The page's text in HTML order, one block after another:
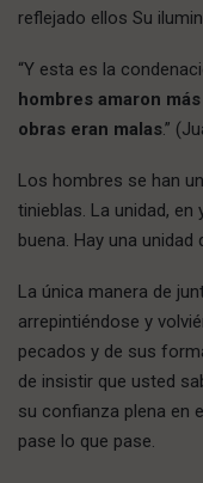
reflejado ellos Su
“Y esta es la
hombres amaron
obras eran malas.”
Los hombres se han
tinieblas. La unidad,
buena. Hay una unidad
La única manera de
arrepintiéndose y
pecados y de sus
de insistir que usted
su confianza plena en
pase lo que pase.